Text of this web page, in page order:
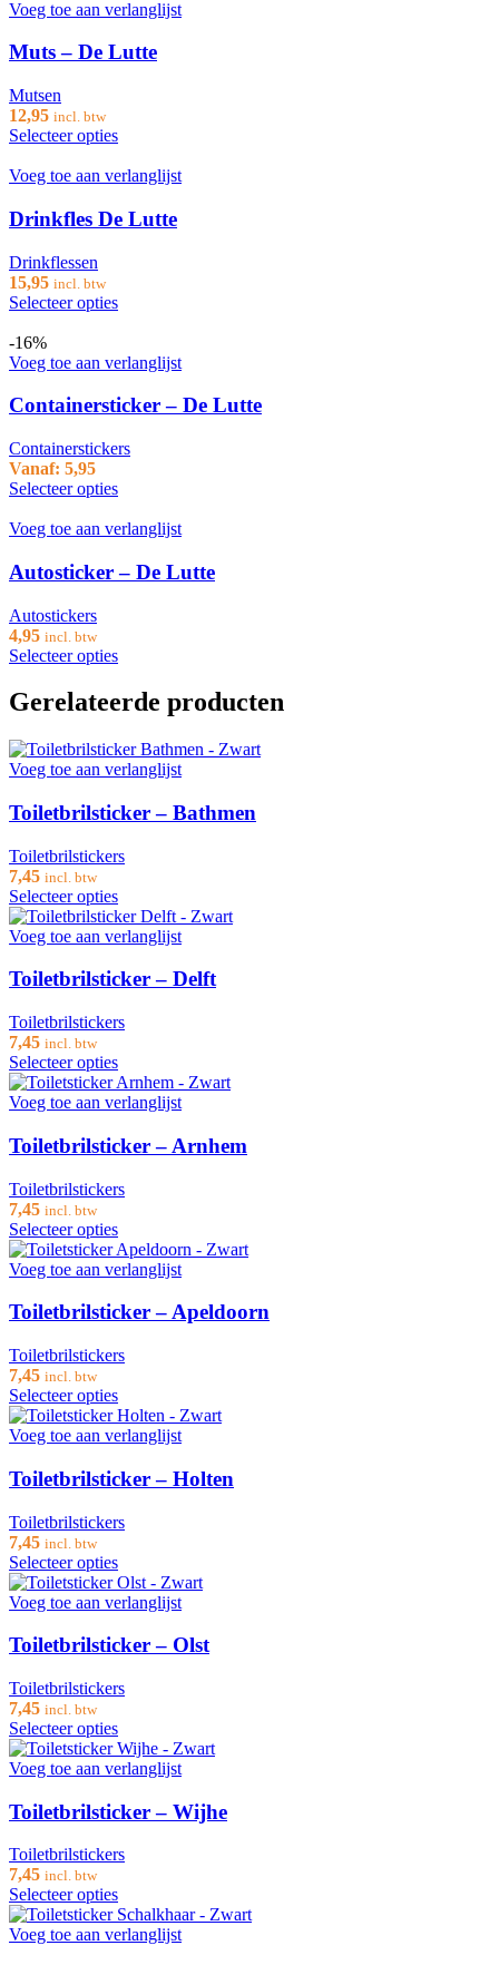
Voeg toe aan verlanglijst
Muts – De Lutte
Mutsen
12,95 incl. btw
Selecteer opties
Voeg toe aan verlanglijst
Drinkfles De Lutte
Drinkflessen
15,95 incl. btw
Selecteer opties
-16%
Voeg toe aan verlanglijst
Containersticker – De Lutte
Containerstickers
Vanaf: 5,95
Selecteer opties
Voeg toe aan verlanglijst
Autosticker – De Lutte
Autostickers
4,95 incl. btw
Selecteer opties
Gerelateerde producten
Voeg toe aan verlanglijst
Toiletbrilsticker – Bathmen
Toiletbrilstickers
7,45 incl. btw
Selecteer opties
Voeg toe aan verlanglijst
Toiletbrilsticker – Delft
Toiletbrilstickers
7,45 incl. btw
Selecteer opties
Voeg toe aan verlanglijst
Toiletbrilsticker – Arnhem
Toiletbrilstickers
7,45 incl. btw
Selecteer opties
Voeg toe aan verlanglijst
Toiletbrilsticker – Apeldoorn
Toiletbrilstickers
7,45 incl. btw
Selecteer opties
Voeg toe aan verlanglijst
Toiletbrilsticker – Holten
Toiletbrilstickers
7,45 incl. btw
Selecteer opties
Voeg toe aan verlanglijst
Toiletbrilsticker – Olst
Toiletbrilstickers
7,45 incl. btw
Selecteer opties
Voeg toe aan verlanglijst
Toiletbrilsticker – Wijhe
Toiletbrilstickers
7,45 incl. btw
Selecteer opties
Voeg toe aan verlanglijst